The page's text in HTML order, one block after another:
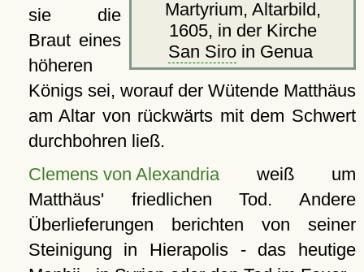
Martyrium, Altarbild,
1605, in der Kirche
San Siroin Genua
sie die
Braut eines
höheren
Königs sei, worauf der Wütende Matthäus
am Altar von rückwärts mit dem Schwert
durchbohren ließ.
Clemens von Alexandriaweiß um
Matthäus' friedlichen Tod. Andere
Überlieferungen berichten von seiner
Steinigung in Hierapolis - das heutige